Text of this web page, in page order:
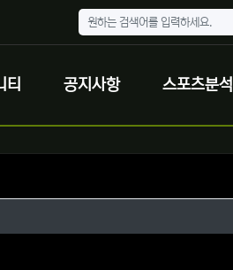
티 공지사항 스포츠분석